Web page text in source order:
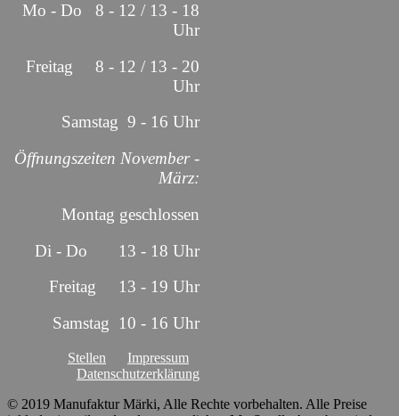
Mo - Do 8 - 12 / 13 - 18
Uhr
Freitag 8 - 12 / 13 - 20
Uhr
Samstag 9 - 16 Uhr
Öffnungszeiten November -
März:
Montag geschlossen
Di - Do 13 - 18 Uhr
Freitag 13 - 19 Uhr
Samstag 10 - 16 Uhr
Stellen
Impressum
Datenschutzerklärung
© 2019 Manufaktur Märki, Alle Rechte vorbehalten. Alle Preise